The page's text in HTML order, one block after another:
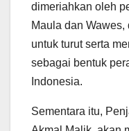
dimeriahkan oleh
Maula dan
untuk turut serta
sebagai bentuk
Indonesia.
Sementara itu,